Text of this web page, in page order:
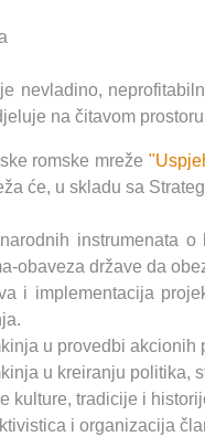
nevladino,
na čitavom
romske mreže
će, u skladu sa
instrumenata
obaveza države da
i implementacija
u provedbi
u kreiranju politika,
kulture, tradicije i
i organizacija